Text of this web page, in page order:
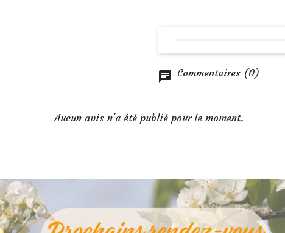
Commentaires (0)
Aucun avis n'a été publié pour le moment.